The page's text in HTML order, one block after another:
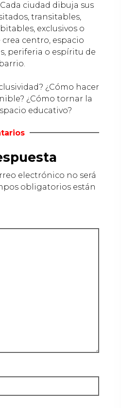
ciudad dibuja sus
transitables,
exclusivos o
crea centro, espacio
periferia o espíritu de
barrio.
¿Cómo hacer
¿Cómo tornar la
educativo?
electrónico no será
obligatorios están